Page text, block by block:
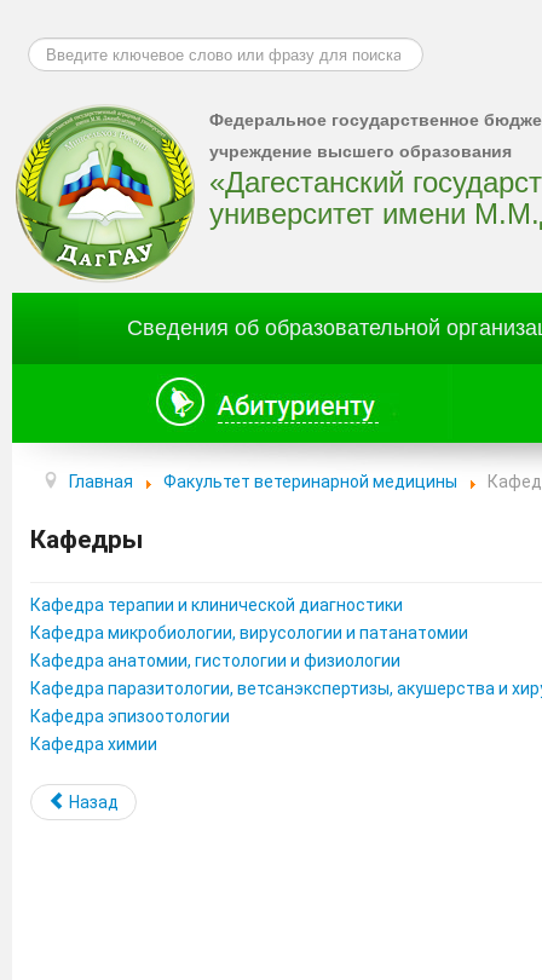
Искать...
Федеральное государственное
учреждение высшего образования
«Дагестанский
университет имени
Сведения об образовательной
Главная Факультет ветеринарной медицины
Кафедры
Кафедра терапии и клинической диагностики
Кафедра микробиологии, вирусологии и патанатомии
Кафедра анатомии, гистологии и физиологии
Кафедра паразитологии, ветсанэкспертизы, акушерства и
Кафедра эпизоотологии
Кафедра химии
Назад